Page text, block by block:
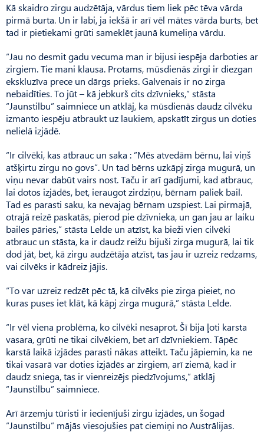
Kā skaidro zirgu audzētāja, vārdus tiem liek pēc tēva vārda
pirmā burta. Un ir labi, ja iekšā ir arī vēl mātes vārda burts, bet
tad ir pietiekami grūti sameklēt jaunā kumeliņa vārdu.
“Jau no desmit gadu vecuma man ir bijusi iespēja darboties ar
zirgiem. Tie mani klausa. Protams, mūsdienās zirgi ir diezgan
ekskluzīva prece un dārgs prieks. Galvenais ir no zirga
nebaidīties. To jūt – kā jebkurš cits dzīvnieks,” stāsta
“Jaunstilbu” saimniece un atklāj, ka mūsdienās daudz cilvēku
izmanto iespēju atbraukt uz laukiem, apskatīt zirgus un doties
nelielā izjādē.
“Ir cilvēki, kas atbrauc un saka : ”Mēs atvedām bērnu, lai viņš
atšķirtu zirgu no govs”. Un tad bērns uzkāpj zirga mugurā, un
viņu nevar dabūt vairs nost. Taču ir arī gadījumi, kad atbrauc,
lai dotos izjādēs, bet, ieraugot zirdziņu, bērnam paliek bail.
Tad es parasti saku, ka nevajag bērnam uzspiest. Lai pirmajā,
otrajā reizē paskatās, pierod pie dzīvnieka, un gan jau ar laiku
bailes pāries,” stāsta Lelde un atzīst, ka bieži vien cilvēki
atbrauc un stāsta, ka ir daudz reižu bijuši zirga mugurā, lai tik
dod jāt, bet, kā zirgu audzētāja atzīst, tas jau ir uzreiz redzams,
vai cilvēks ir kādreiz jājis.
“To var uzreiz redzēt pēc tā, kā cilvēks pie zirga pieiet, no
kuras puses iet klāt, kā kāpj zirga mugurā,” stāsta Lelde.
“Ir vēl viena problēma, ko cilvēki nesaprot. Šī bija ļoti karsta
vasara, grūti ne tikai cilvēkiem, bet arī dzīvniekiem. Tāpēc
karstā laikā izjādes parasti nākas atteikt. Taču jāpiemin, ka ne
tikai vasarā var doties izjādēs ar zirgiem, arī ziemā, kad ir
daudz sniega, tas ir vienreizējs piedzīvojums,” atklāj
“Jaunstilbu” saimniece.
Arī ārzemju tūristi ir iecienījuši zirgu izjādes, un šogad
“Jaunstilbu” mājās viesojušies pat ciemiņi no Austrālijas.